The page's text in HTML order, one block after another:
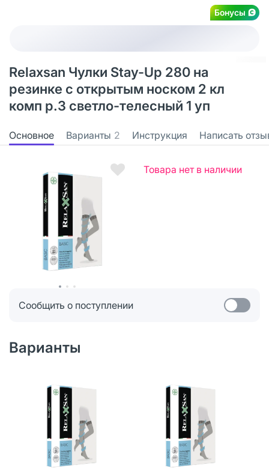
Бонусы
Relaxsan Чулки Stay-Up 280 на
резинке с открытым носком 2 кл
комп р.3 светло-телесный 1 уп
Основное Варианты 2 Инструкция Написать
Товара нет в наличии
Сообщить о поступлении
Варианты